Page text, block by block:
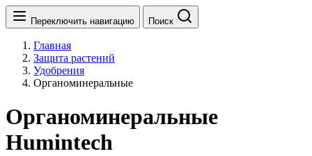
Переключить навигацию Поиск
Главная
Защита растений
Удобрения
Органоминеральные
Органоминеральные
Humintech